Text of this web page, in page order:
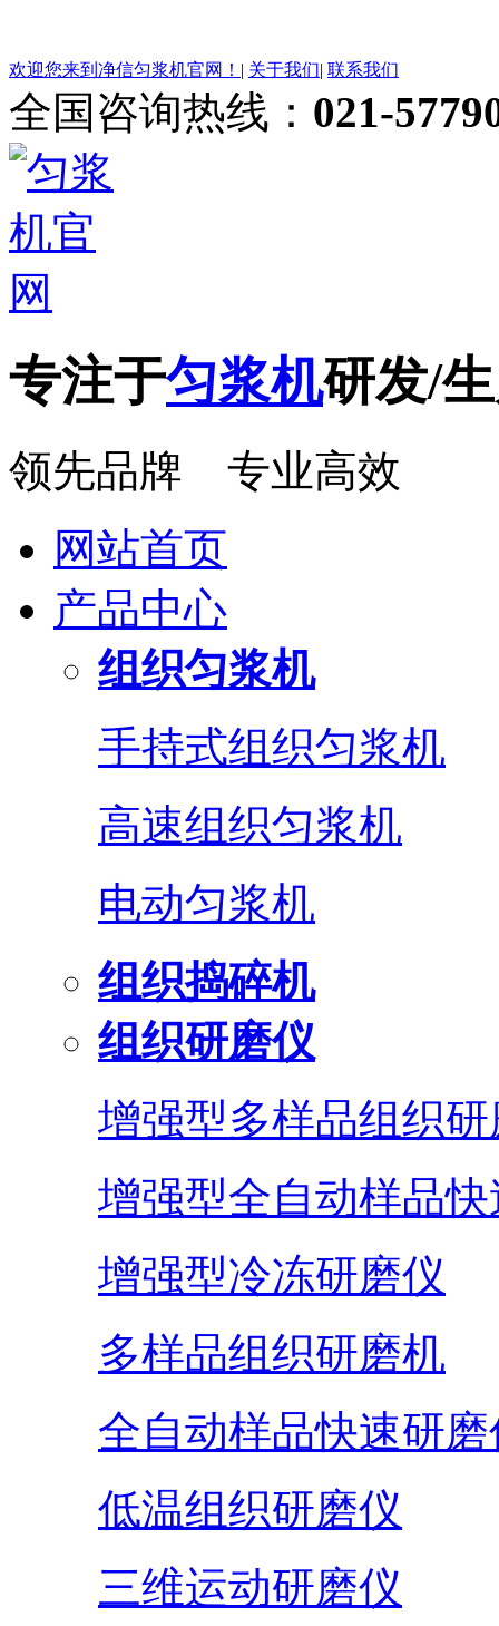
欢迎您来到净信匀浆机官网！ | 关于我们| 联系我们
全国咨询热线： 021-
专注于匀浆机研发/
领先品牌 专业高效
网站首页
产品中心
组织匀浆机
手持式组织匀浆机
高速组织匀浆机
电动匀浆机
组织捣碎机
组织研磨仪
增强型多样品组织
增强型全自动样品
增强型冷冻研磨仪
多样品组织研磨机
全自动样品快速研磨
低温组织研磨仪
三维运动研磨仪